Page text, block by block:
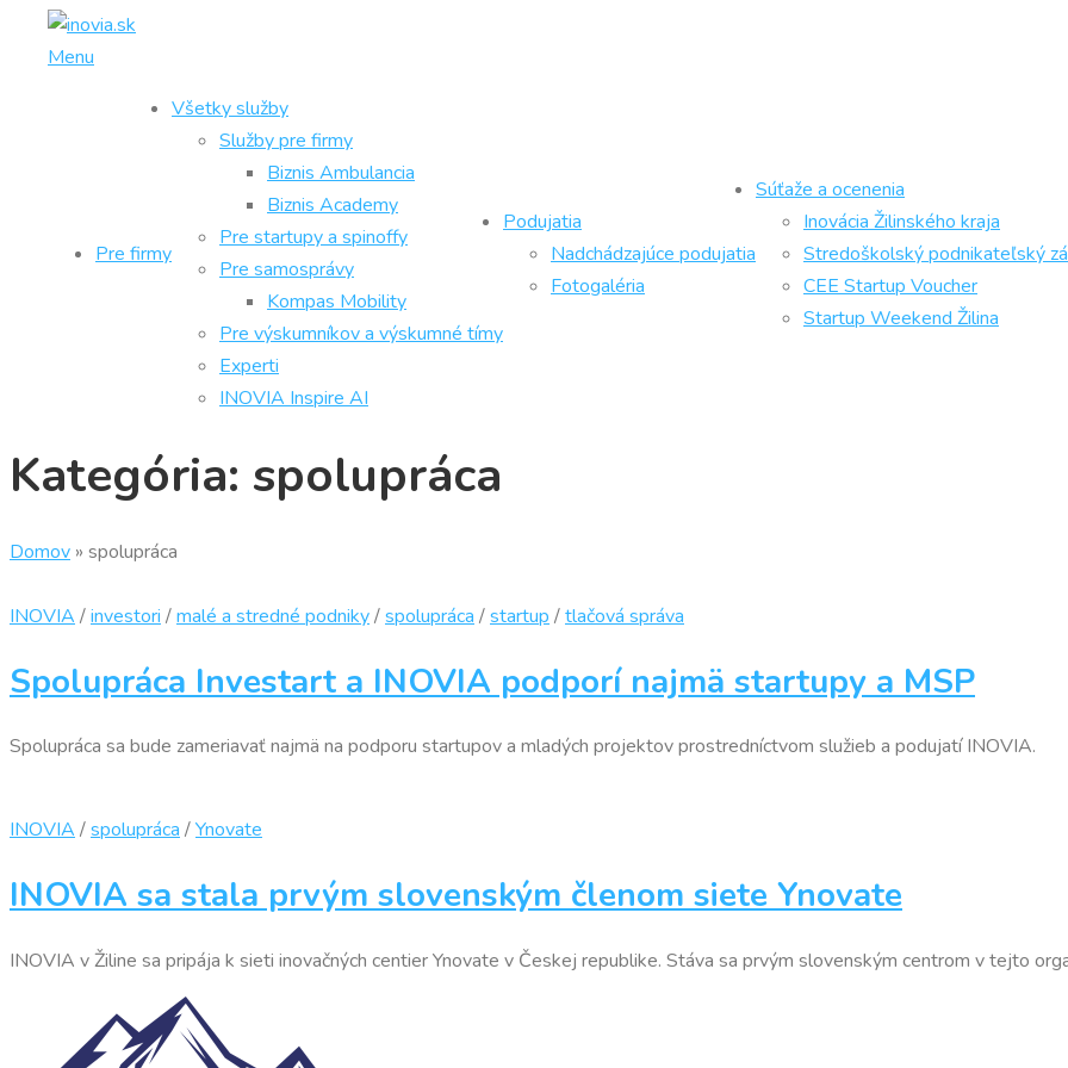
Prejsť
Menu
Pre firmy
Všetky služby
Služby pre firmy
Biznis Ambulancia
Biznis Academy
Pre startupy a spinoffy
Pre samosprávy
Kompas Mobility
Pre výskumníkov a výskumné tímy
Experti
INOVIA Inspire AI
Podujatia
Nadchádzajúce podujatia
Fotogaléria
Súťaže a ocenenia
Inovácia Žilinského kraja
Stredoškolský podnikateľský
CEE Startup Voucher
Startup Weekend Žilina
Kategória: spolupráca
Domov » spolupráca
INOVIA /investori /malé a stredné podniky/spolupráca /startup /tlačová správa
Spolupráca Investart a INOVIA podporí najmä startupy a MSP
Spolupráca sa bude zameriavať najmä na podporu startupov a mladých projektov prostredníctvom služieb a podujatí INOVIA.
INOVIA /spolupráca /Ynovate
INOVIA sa stala prvým slovenským členom siete Ynovate
INOVIA v Žiline sa pripája k sieti inovačných centier Ynovate v Českej republike. Stáva sa prvým slovenským centrom v tejto